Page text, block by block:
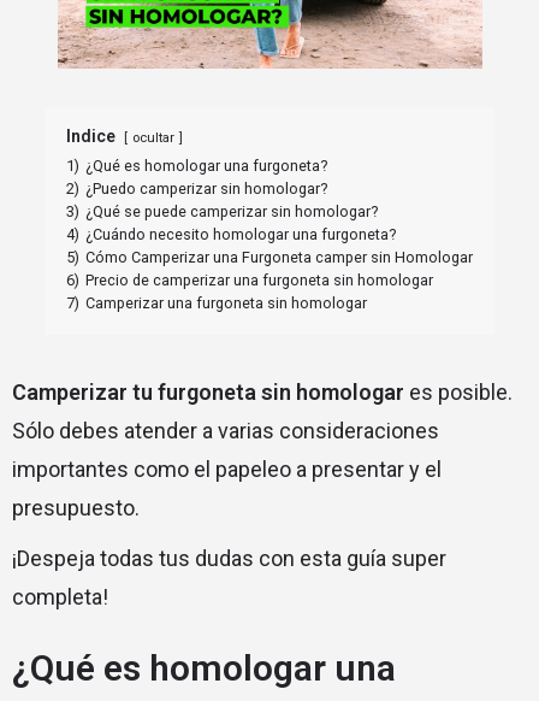
Indice ocultar
1) ¿Qué es homologar una furgoneta?
2) ¿Puedo camperizar sin homologar?
3) ¿Qué se puede camperizar sin homologar?
4) ¿Cuándo necesito homologar una furgoneta?
5) Cómo Camperizar una Furgoneta camper sin Homologar
6) Precio de camperizar una furgoneta sin homologar
7) Camperizar una furgoneta sin homologar
Camperizar tu furgoneta sin homologar es posible.
Sólo debes atender a varias consideraciones
importantes como el papeleo a presentar y el
presupuesto.
¡Despeja todas tus dudas con esta guía super
completa!
¿Qué es homologar una